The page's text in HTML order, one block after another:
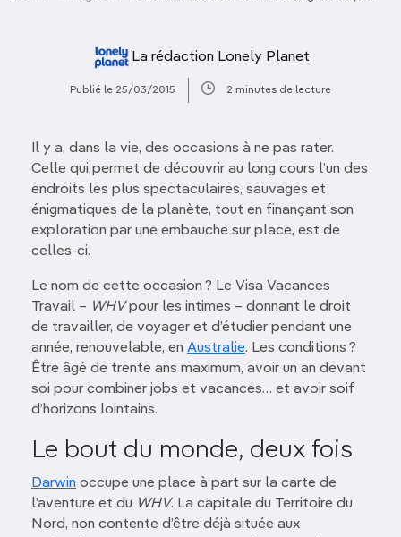
La rédaction Lonely Planet
Publié le 25/03/2015 2 minutes de lecture
Il y a, dans la vie, des occasions à ne pas rater.
Celle qui permet de découvrir au long cours l’un des
endroits les plus spectaculaires, sauvages et
énigmatiques de la planète, tout en finançant son
exploration par une embauche sur place, est de
celles-ci.
Le nom de cette occasion ? Le Visa Vacances
Travail – WHVpour les intimes – donnant le droit
de travailler, de voyager et d’étudier pendant une
année, renouvelable, en Australie. Les conditions ?
Être âgé de trente ans maximum, avoir un an devant
soi pour combiner jobs et vacances… et avoir soif
d’horizons lointains.
Le bout du monde, deux fois
Darwin occupe une place à part sur la carte de
l’aventure et du WHV. La capitale du Territoire du
Nord, non contente d’être déjà située aux